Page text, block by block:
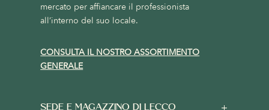
mercato per affiancare il professionista
all’interno del suo locale.
CONSULTA IL NOSTRO ASSORTIMENTO
GENERALE
SEDE E MAGAZZINO DI LECCO